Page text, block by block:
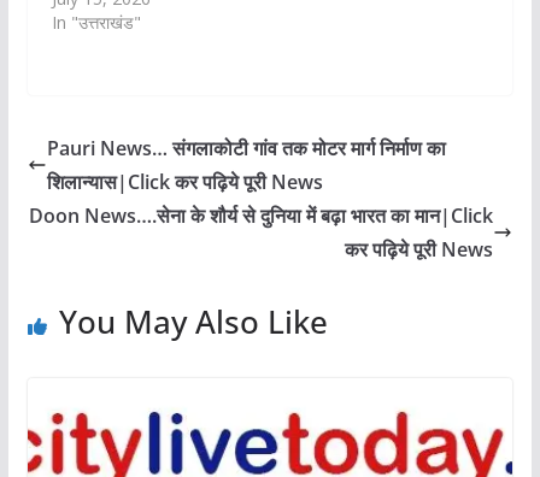
In "उत्तराखंड"
Pauri News… संगलाकोटी गांव तक मोटर मार्ग निर्माण का
शिलान्यास|Click कर पढ़िये पूरी News
Doon News….सेना के शौर्य से दुनिया में बढ़ा भारत का मान|Click
कर पढ़िये पूरी News
You May Also Like